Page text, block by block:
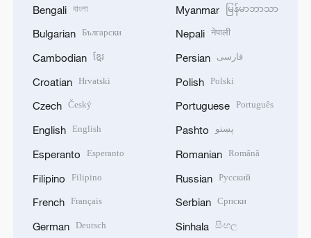
Bengali বাংলা
Bulgarian Български
Cambodian ខ្មែរ
Croatian Hrvatski
Czech Český
English English
Esperanto Esperanto
Filipino Filipino
French Français
German Deutsch
Myanmar မြန်မာဘာသာ
Nepali नेपाली
Persian فارسی
Polish Polski
Portuguese Português
Pashto پښتو
Romanian Română
Russian Русский
Serbian Српски
Sinhala සිංහල